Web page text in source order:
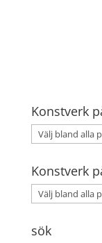
Konstverk
Konstverk
sök